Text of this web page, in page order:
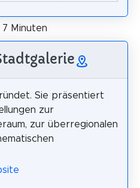
Minuten
Sie präsentiert
zur
zur überregionalen